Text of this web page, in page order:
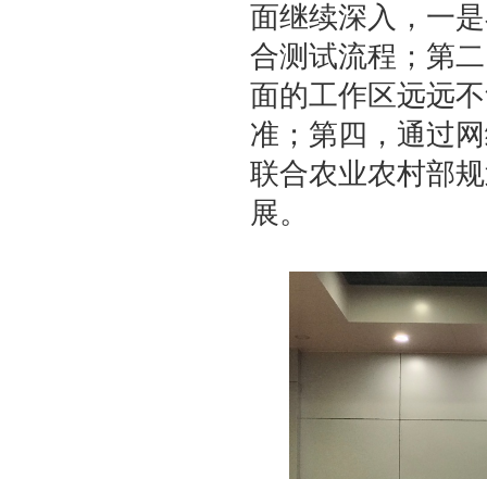
面继续深入，一
合测试流程；第
面的工作区远远
准；第四，通过
联合农业农村部
展。